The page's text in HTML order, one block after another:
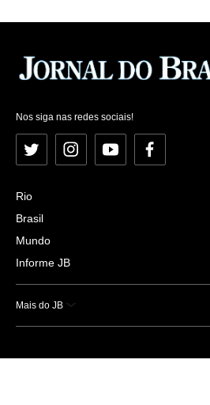
Nos siga nas redes sociais!
Twitter InstagramYouTubeFacebook
Rio
Brasil
Mundo
Informe JB
Mais do JB
Esportes